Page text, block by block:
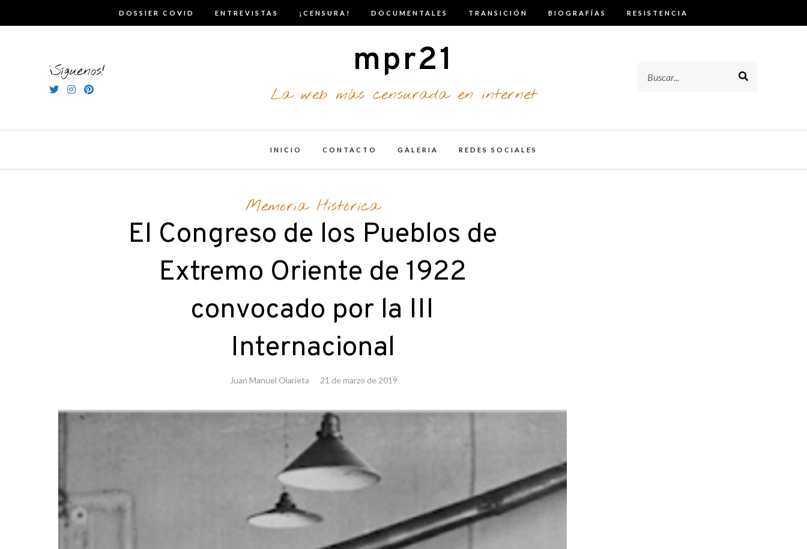
DOSSIER COVID ENTREVISTAS ¡CENSURA! DOCUMENTALES TRANSICIÓN BIOGRAFÍAS RESISTENCIA
¡Síguenos! mpr21
La web más censurada en internet
INICIO CONTACTO GALERIA REDES SOCIALES
Memoria Histórica
El Congreso de los Pueblos de
Extremo Oriente de 1922
convocado por la III
Internacional
Juan Manuel Olarieta 21 de marzo de 2019